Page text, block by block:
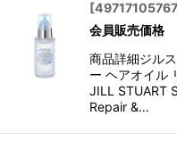
[
会員販売価格
商品詳細ジル
ー ヘアオイル
JILL STUART
Repair &…